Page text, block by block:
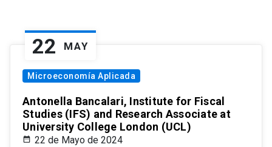
22 MAY
Microeconomía Aplicada
Antonella Bancalari, Institute for Fiscal
Studies (IFS) and Research Associate at
University College London (UCL)
22 de Mayo de 2024